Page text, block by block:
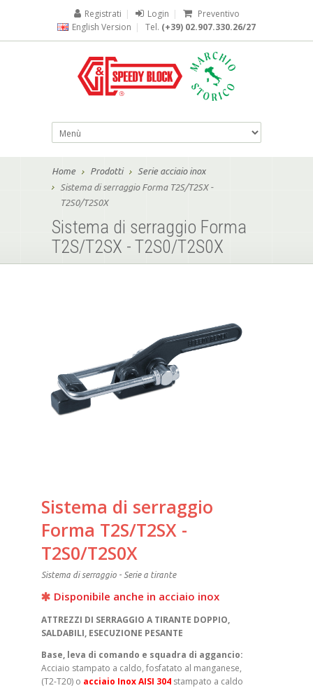
Registrati | Login |
Preventivo
English Version | Tel. (+39) 02.907.330.26/27
Home Prodotti
Serie acciaio inox
Sistema di serraggio Forma T2S/T2SX -
T2S0/T2S0X
Sistema di serraggio Forma
T2S/T2SX - T2S0/T2S0X
Sistema di serraggio
Forma T2S/T2SX -
T2S0/T2S0X
Sistema di serraggio - Serie a tirante
Disponibile anche in acciaio inox
ATTREZZI DI SERRAGGIO A TIRANTE DOPPIO,
SALDABILI, ESECUZIONE PESANTE
Base, leva di comando e squadra di aggancio:
Acciaio stampato a caldo, fosfatato al manganese,
(T2-T20) o acciaio Inox AISI 304 stampato a caldo